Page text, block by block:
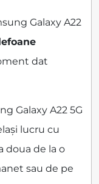
Galaxy A22
dat
Galaxy A22 5G
lucru cu
doua de la o
sau de pe